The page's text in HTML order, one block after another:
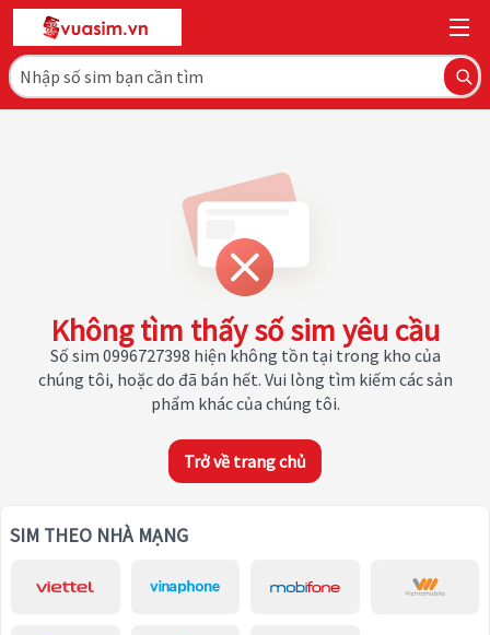
Không tìm thấy số sim yêu cầu
Số sim 0996727398 hiện không tồn tại trong kho của
chúng tôi, hoặc do đã bán hết. Vui lòng tìm kiếm các sản
phẩm khác của chúng tôi.
Trở về trang chủ
SIM THEO NHÀ MẠNG